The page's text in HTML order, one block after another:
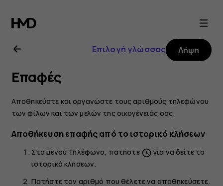
Οδηγίες
χρήσης
Nokia
6.2
Επιλογή γλώσσας Λήψη
Επαφές
Αποθηκεύστε και οργανώστε τους αριθμούς τηλεφώνου
των φίλων και των μελών της οικογένειάς σας.
Αποθήκευση επαφής από το ιστορικό κλήσεων
Στο μενού Τηλέφωνο, πατήστε schedule για να δείτε το
ιστορικό κλήσεων.
Πατήστε τον αριθμό που θέλετε να αποθηκεύσετε.